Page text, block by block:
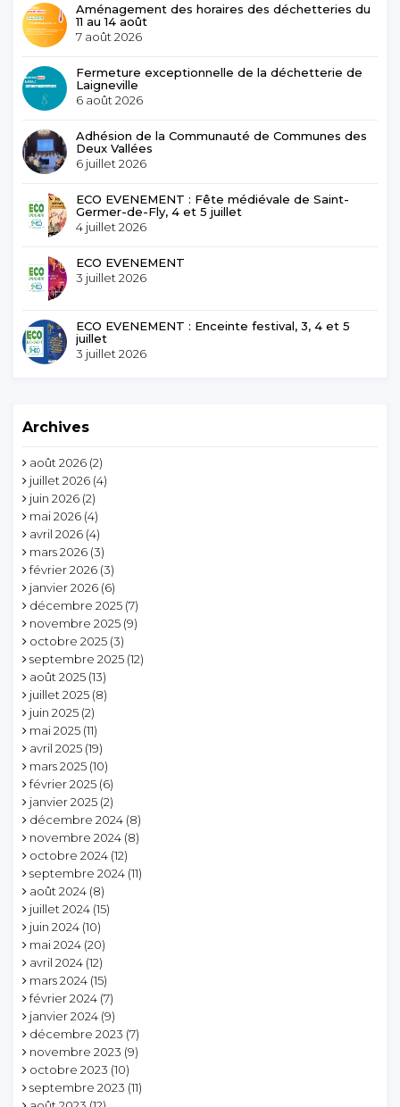
Aménagement des horaires des déchetteries du
11 au 14 août
7 août 2026
Fermeture exceptionnelle de la déchetterie de
Laigneville
6 août 2026
Adhésion de la Communauté de Communes des
Deux Vallées
6 juillet 2026
ECO EVENEMENT : Fête médiévale de Saint-
Germer-de-Fly, 4 et 5 juillet
4 juillet 2026
ECO EVENEMENT
3 juillet 2026
ECO EVENEMENT : Enceinte festival, 3, 4 et 5
juillet
3 juillet 2026
Archives
août 2026 (2)
juillet 2026 (4)
juin 2026 (2)
mai 2026 (4)
avril 2026 (4)
mars 2026 (3)
février 2026 (3)
janvier 2026 (6)
décembre 2025 (7)
novembre 2025 (9)
octobre 2025 (3)
septembre 2025 (12)
août 2025 (13)
juillet 2025 (8)
juin 2025 (2)
mai 2025 (11)
avril 2025 (19)
mars 2025 (10)
février 2025 (6)
janvier 2025 (2)
décembre 2024 (8)
novembre 2024 (8)
octobre 2024 (12)
septembre 2024 (11)
août 2024 (8)
juillet 2024 (15)
juin 2024 (10)
mai 2024 (20)
avril 2024 (12)
mars 2024 (15)
février 2024 (7)
janvier 2024 (9)
décembre 2023 (7)
novembre 2023 (9)
octobre 2023 (10)
septembre 2023 (11)